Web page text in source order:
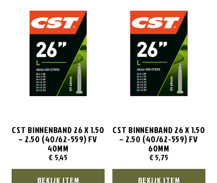
CST BINNENBAND 26 X 1.50
– 2.50 (40/62-559) FV
40MM
€ 5,45
BEKIJK ITEM
CST BINNENBAND 26 X 1.50
– 2.50 (40/62-559) FV
60MM
€ 5,75
BEKIJK ITEM